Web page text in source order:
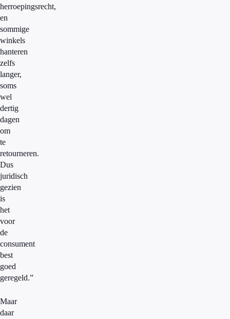
herroepingsrecht,
en
sommige
winkels
hanteren
zelfs
langer,
soms
wel
dertig
dagen
om
te
retourneren.
Dus
juridisch
gezien
is
het
voor
de
consument
best
goed
geregeld.”
Maar
daar